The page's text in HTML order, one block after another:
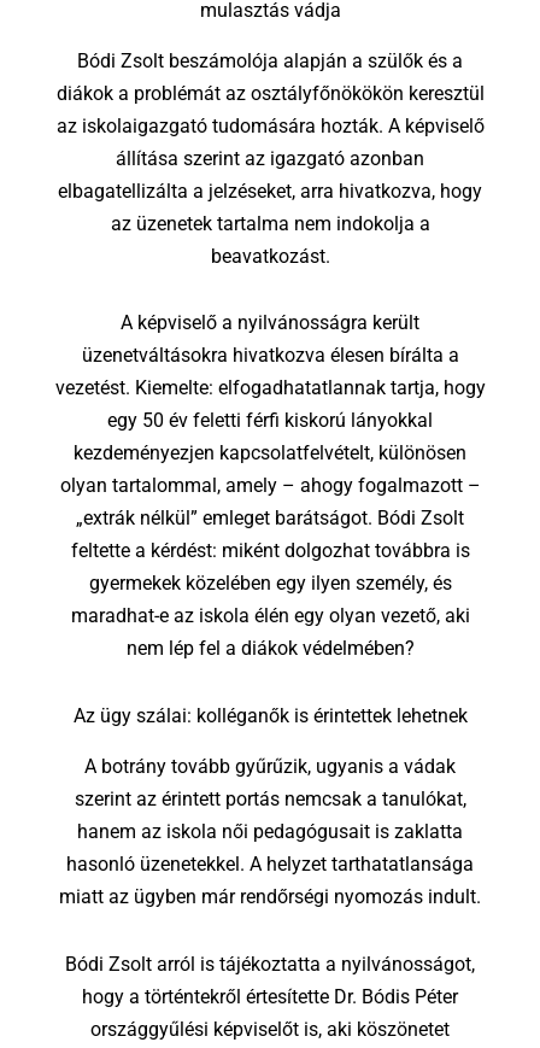
mulasztás vádja
Bódi Zsolt beszámolója alapján a szülők és a
diákok a problémát az osztályfőnökökön keresztül
az iskolaigazgató tudomására hozták. A képviselő
állítása szerint az igazgató azonban
elbagatellizálta a jelzéseket, arra hivatkozva, hogy
az üzenetek tartalma nem indokolja a
beavatkozást.
A képviselő a nyilvánosságra került
üzenetváltásokra hivatkozva élesen bírálta a
vezetést. Kiemelte: elfogadhatatlannak tartja, hogy
egy 50 év feletti férfi kiskorú lányokkal
kezdeményezjen kapcsolatfelvételt, különösen
olyan tartalommal, amely – ahogy fogalmazott –
„extrák nélkül” emleget barátságot. Bódi Zsolt
feltette a kérdést: miként dolgozhat továbbra is
gyermekek közelében egy ilyen személy, és
maradhat-e az iskola élén egy olyan vezető, aki
nem lép fel a diákok védelmében?
Az ügy szálai: kolléganők is érintettek lehetnek
A botrány tovább gyűrűzik, ugyanis a vádak
szerint az érintett portás nemcsak a tanulókat,
hanem az iskola női pedagógusait is zaklatta
hasonló üzenetekkel. A helyzet tarthatatlansága
miatt az ügyben már rendőrségi nyomozás indult.
Bódi Zsolt arról is tájékoztatta a nyilvánosságot,
hogy a történtekről értesítette Dr. Bódis Péter
országgyűlési képviselőt is, aki köszönetet